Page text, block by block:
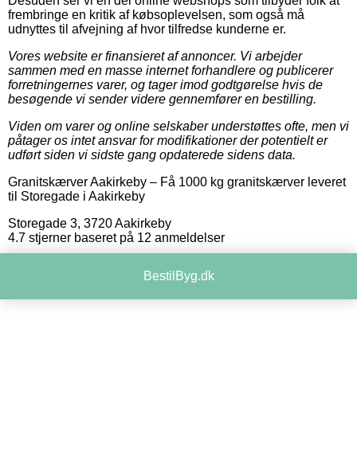
frembringe en kritik af købsoplevelsen, som også må
udnyttes til afvejning af hvor tilfredse kunderne er.
Vores website er finansieret af annoncer. Vi arbejder
sammen med en masse internet forhandlere og publicerer
forretningernes varer, og tager imod godtgørelse hvis de
besøgende vi sender videre gennemfører en bestilling.
Viden om varer og online selskaber understøttes ofte, men vi
påtager os intet ansvar for modifikationer der potentielt er
udført siden vi sidste gang opdaterede sidens data.
Granitskærver Aakirkeby – Få 1000 kg granitskærver leveret
til Storegade i Aakirkeby
Storegade 3, 3720Aakirkeby
4.7 stjerner baseret på 12 anmeldelser
BestilByg.dk